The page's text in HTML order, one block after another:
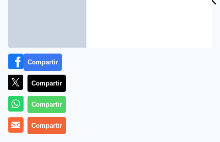
El PAOK ha ofrecido al equipo donostiarra 1 millón de
euros por la cesión de Alfred Finnbogason, el que
estaba llamado a hacer olvidar a Griezmann en el
Compartir
Compartir
Compartir
Compartir